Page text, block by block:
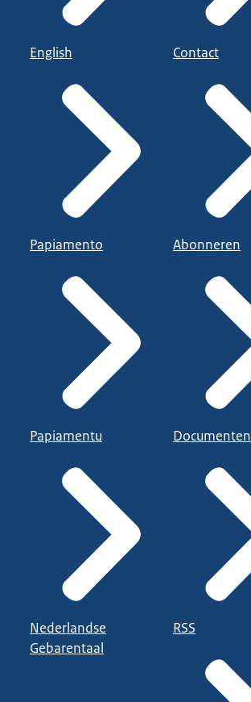
English
Papiamento
Papiamentu
Nederlandse
Gebarentaal
Contact
Abonneren
Documenten
RSS